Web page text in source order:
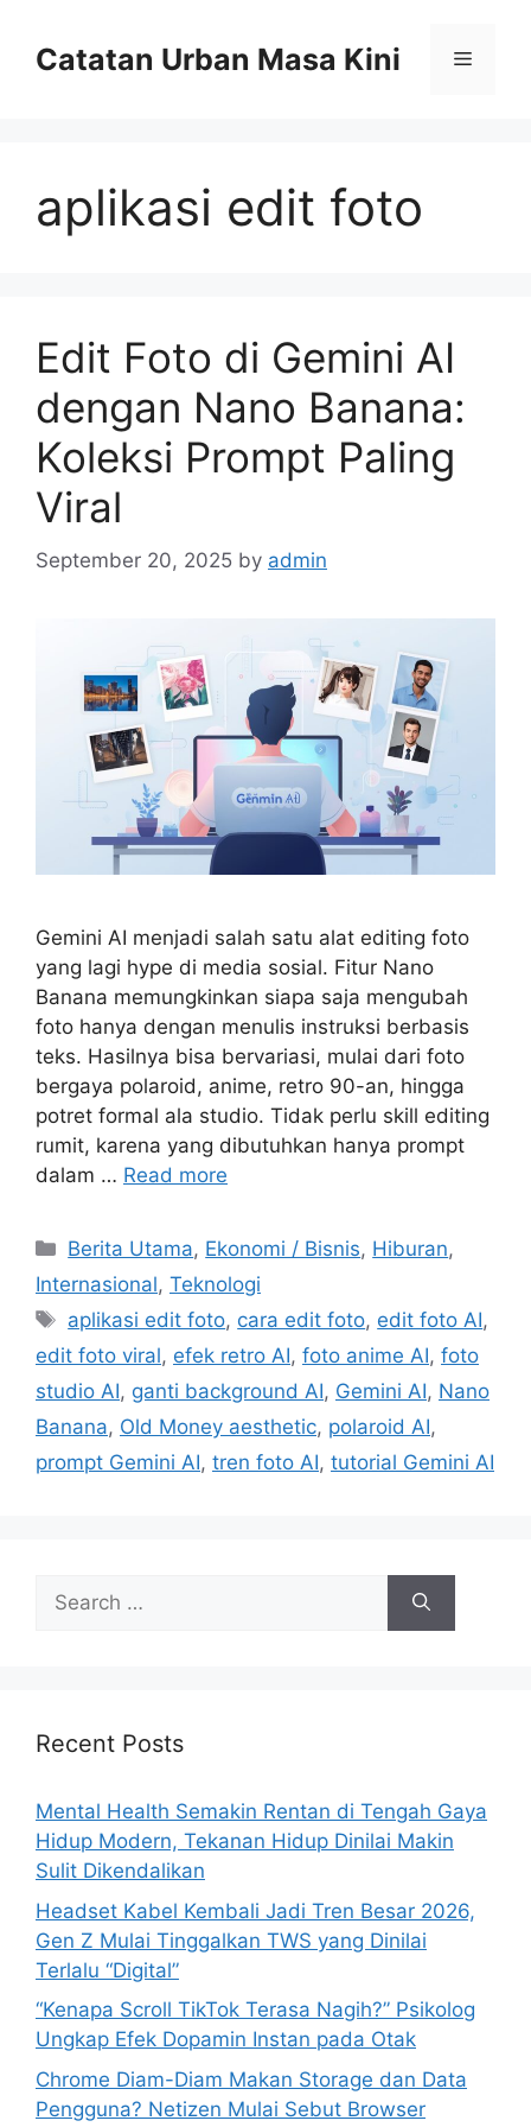
contentCatatan Urban Masa Kini Menu
aplikasi edit foto
Edit Foto di Gemini AI
dengan Nano Banana:
Koleksi Prompt Paling
Viral
September 20, 2025 by admin
Gemini AI menjadi salah satu alat editing foto
yang lagi hype di media sosial. Fitur Nano
Banana memungkinkan siapa saja mengubah
foto hanya dengan menulis instruksi berbasis
teks. Hasilnya bisa bervariasi, mulai dari foto
bergaya polaroid, anime, retro 90-an, hingga
potret formal ala studio. Tidak perlu skill editing
rumit, karena yang dibutuhkan hanya prompt
dalam … Read more
C
a
e
g
o
r
i
Berita Utama, Ekonomi / Bisnis, Hiburan,
Internasional, Teknologi
T
a
s
aplikasi edit foto, cara edit foto, edit foto AI,
edit foto viral, efek retro AI, foto anime AI, foto
studio AI, ganti background AI, Gemini AI, Nano
Banana, Old Money aesthetic, polaroid AI,
prompt Gemini AI, tren foto AI, tutorial Gemini AI
h
r
:
Recent Posts
Mental Health Semakin Rentan di Tengah Gaya
Hidup Modern, Tekanan Hidup Dinilai Makin
Sulit Dikendalikan
Headset Kabel Kembali Jadi Tren Besar 2026,
Gen Z Mulai Tinggalkan TWS yang Dinilai
Terlalu “Digital”
“Kenapa Scroll TikTok Terasa Nagih?” Psikolog
Ungkap Efek Dopamin Instan pada Otak
Chrome Diam-Diam Makan Storage dan Data
Pengguna? Netizen Mulai Sebut Browser